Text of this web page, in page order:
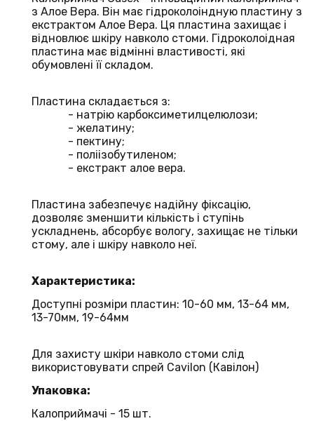
з Алое Вера. Він має гідроколоіндную пластину з
екстрактом Алое Вера. Ця пластина захищає і
відновлює шкіру навколо стоми. Гідроколоідная
пластина має відмінні властивості, які
обумовлені її складом.
Пластина складається з:
- натрію карбоксиметилцелюлози;
- желатину;
- пектину;
- поліізобутиленом;
- екстракт алое вера.
Пластина забезпечує надійну фіксацію,
дозволяє зменшити кількість і ступінь
ускладнень, абсорбує вологу, захищає не тільки
стому, але і шкіру навколо неї.
Характеристика:
Доступні розміри пластин: 10-60 мм, 13-64 мм,
13-70мм, 19-64мм
Для захисту шкіри навколо стоми слід
використовувати спрей Cavilon (Кавілон)
Упаковка:
Калоприймачі - 15 шт.